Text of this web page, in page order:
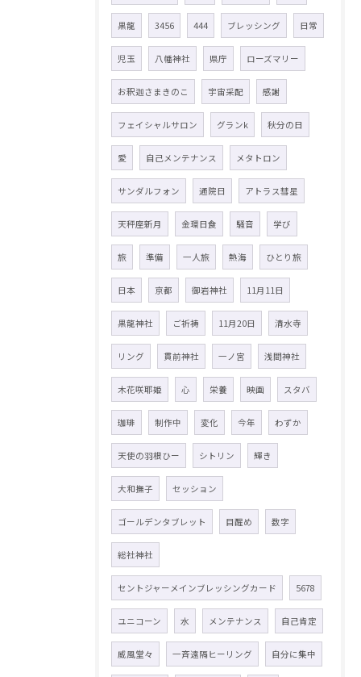
黒龍 3456 444 ブレッシング 日常
児玉 八幡神社 県庁 ローズマリー
お釈迦さまきのこ 宇宙采配 感謝
フェイシャルサロン グランk 秋分の日
愛 自己メンテナンス メタトロン
サンダルフォン 通院日 アトラス彗星
天秤座新月 金環日食 騒音 学び
旅 準備 一人旅 熱海 ひとり旅
日本 京都 御岩神社 11月11日
黒龍神社 ご祈祷 11月20日 清水寺
リング 貫前神社 一ノ宮 浅間神社
木花咲耶姫 心 栄養 映画 スタバ
珈琲 制作中 変化 今年 わずか
天使の羽根ひー シトリン 輝き
大和撫子 セッション
ゴールデンタブレット 目醒め 数字
総社神社
セントジャーメインブレッシングカード 5678
ユニコーン 水 メンテナンス 自己肯定
威風堂々 一斉遠隔ヒーリング 自分に集中